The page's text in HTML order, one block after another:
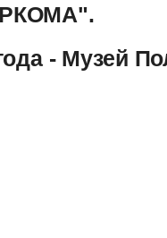
- Музей